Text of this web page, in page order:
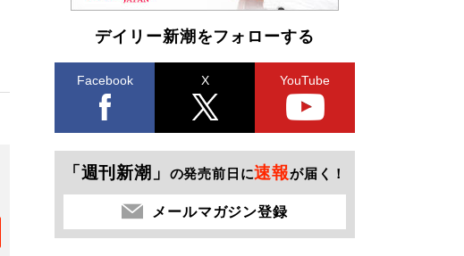
デイリー新潮をフォローする
Facebook X YouTube
「週刊新潮」 の発売前日に速報が届く！
メールマガジン登録